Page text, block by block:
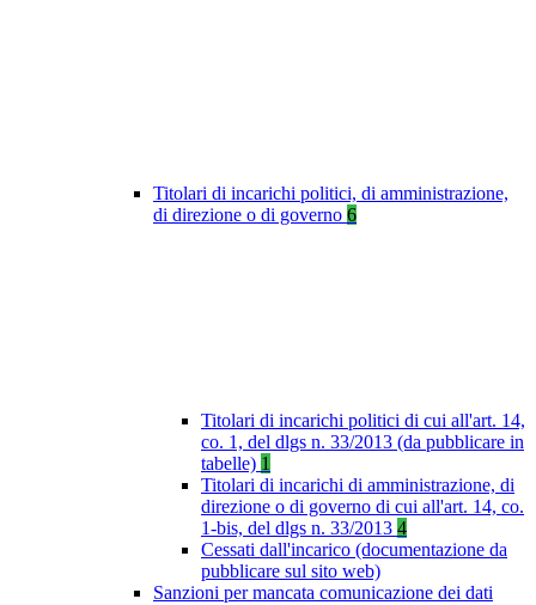
Titolari di incarichi politici, di amministrazione,
di direzione o di governo 6
Titolari di incarichi politici di cui all'art. 14,
co. 1, del dlgs n. 33/2013 (da pubblicare in
tabelle) 1
Titolari di incarichi di amministrazione, di
direzione o di governo di cui all'art. 14, co.
1-bis, del dlgs n. 33/2013 4
Cessati dall'incarico (documentazione da
pubblicare sul sito web)
Sanzioni per mancata comunicazione dei dati